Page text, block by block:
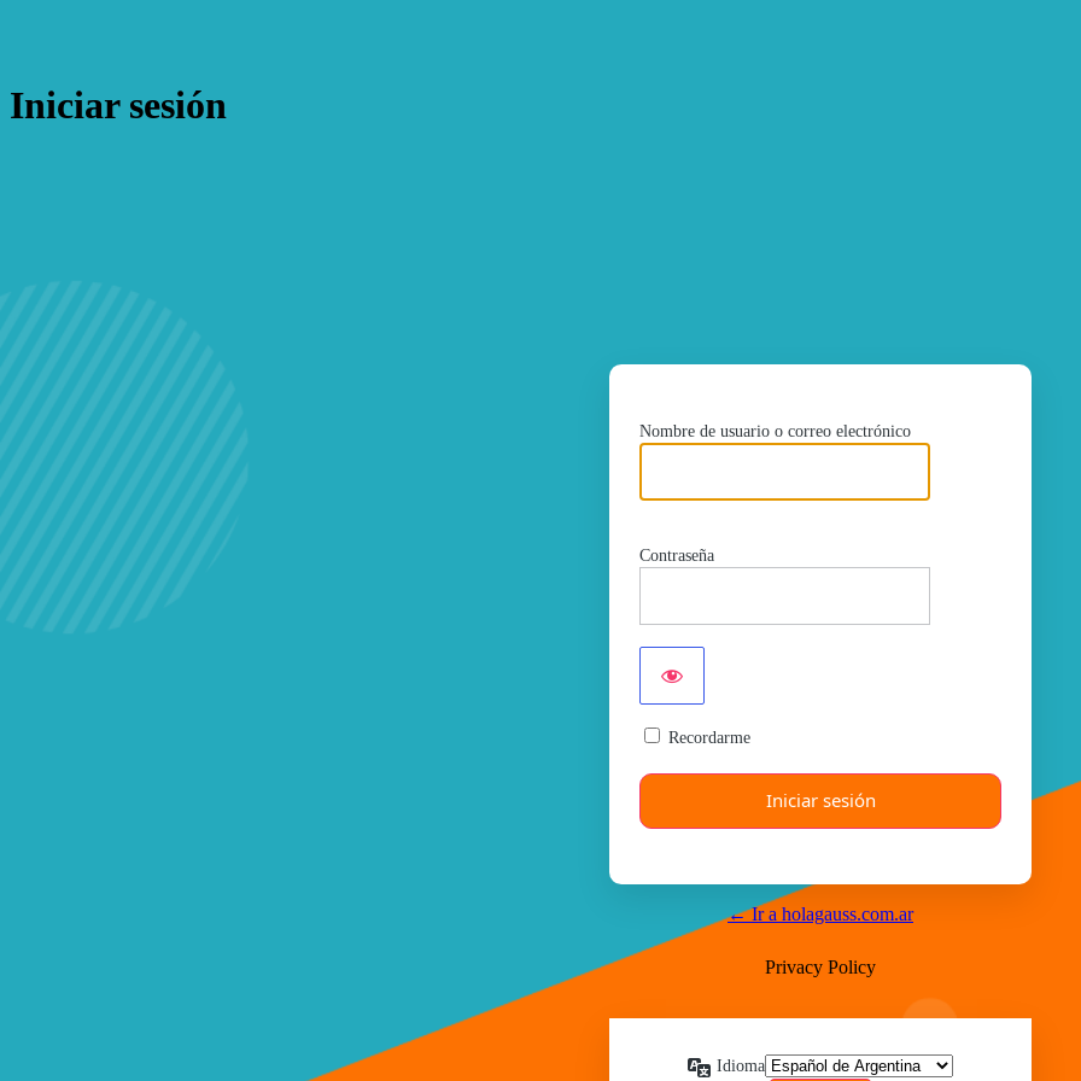
Iniciar sesión
Nombre de usuario o correo electrónico
Contraseña
Recordarme
← Ir a holagauss.com.ar
Privacy Policy
Idioma